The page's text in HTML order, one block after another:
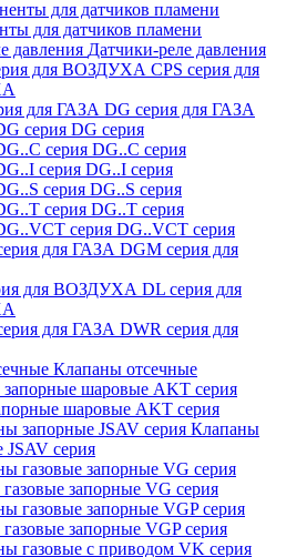
для датчиков пламени
Датчики-реле давления
CPS серия для
DG серия для ГАЗА
DG серия
DG..C серия
DG..I серия
DG..S серия
DG..T серия
DG..VCT серия
DGM серия для
DL серия для
DWR серия для
Клапаны отсечные
шаровые AKT серия
Клапаны
JSAV серия
запорные VG серия
запорные VGP серия